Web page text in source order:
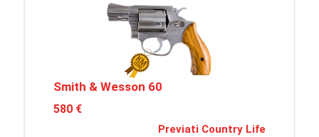
Smith & Wesson 60
580 €
Previati Country Life